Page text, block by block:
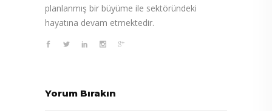
planlanmış bir büyüme ile sektöründeki
hayatına devam etmektedir.
Yorum Bırakın